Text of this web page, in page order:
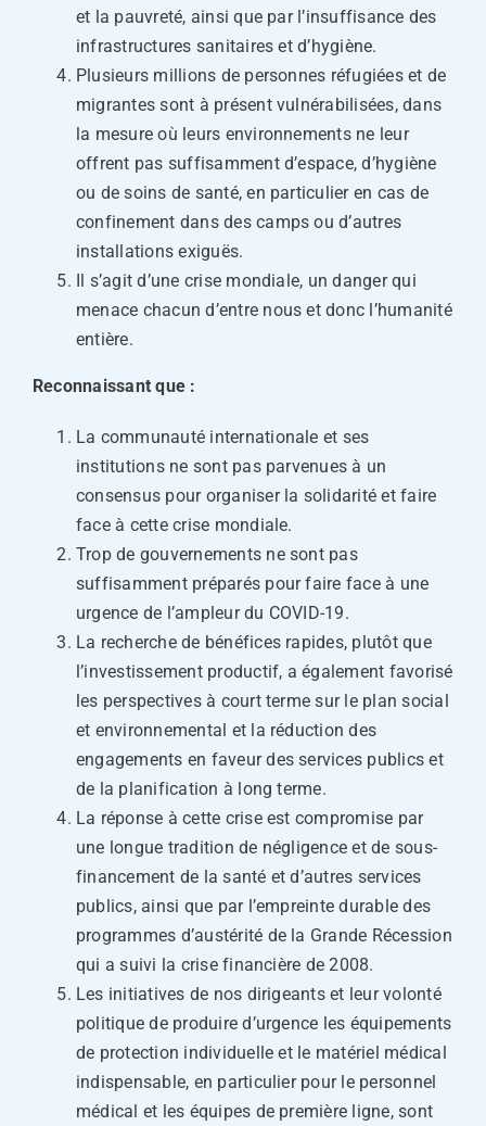
et la pauvreté, ainsi que par l’insuffisance des
infrastructures sanitaires et d’hygiène.
Plusieurs millions de personnes réfugiées et de
migrantes sont à présent vulnérabilisées, dans
la mesure où leurs environnements ne leur
offrent pas suffisamment d’espace, d’hygiène
ou de soins de santé, en particulier en cas de
confinement dans des camps ou d’autres
installations exiguës.
Il s’agit d’une crise mondiale, un danger qui
menace chacun d’entre nous et donc l’humanité
entière.
Reconnaissant que :
La communauté internationale et ses
institutions ne sont pas parvenues à un
consensus pour organiser la solidarité et faire
face à cette crise mondiale.
Trop de gouvernements ne sont pas
suffisamment préparés pour faire face à une
urgence de l’ampleur du COVID-19.
La recherche de bénéfices rapides, plutôt que
l’investissement productif, a également favorisé
les perspectives à court terme sur le plan social
et environnemental et la réduction des
engagements en faveur des services publics et
de la planification à long terme.
La réponse à cette crise est compromise par
une longue tradition de négligence et de sous-
financement de la santé et d’autres services
publics, ainsi que par l’empreinte durable des
programmes d’austérité de la Grande Récession
qui a suivi la crise financière de 2008.
Les initiatives de nos dirigeants et leur volonté
politique de produire d’urgence les équipements
de protection individuelle et le matériel médical
indispensable, en particulier pour le personnel
médical et les équipes de première ligne, sont